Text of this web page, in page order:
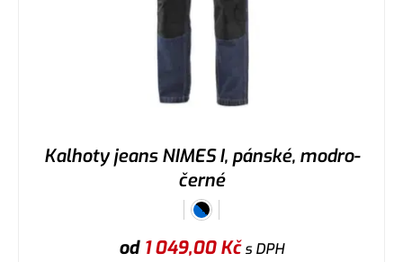
Kalhoty jeans NIMES I, pánské, modro-
černé
od 1 049,00Kčs DPH